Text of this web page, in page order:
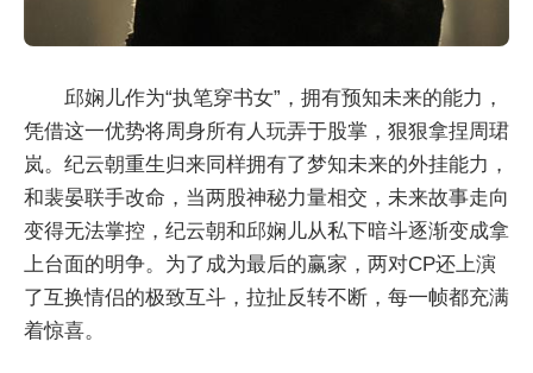
邱娴儿作为“执笔穿书女”，拥有预知未来的能力，
凭借这一优势将周身所有人玩弄于股掌，狠狠拿捏周珺
岚。纪云朝重生归来同样拥有了梦知未来的外挂能力，
和裴晏联手改命，当两股神秘力量相交，未来故事走向
变得无法掌控，纪云朝和邱娴儿从私下暗斗逐渐变成拿
上台面的明争。为了成为最后的赢家，两对CP还上演
了互换情侣的极致互斗，拉扯反转不断，每一帧都充满
着惊喜。